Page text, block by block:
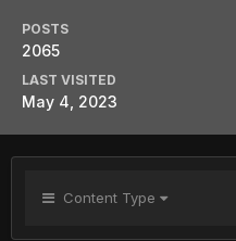
POSTS
2065
LAST VISITED
May 4, 2023
Content Type